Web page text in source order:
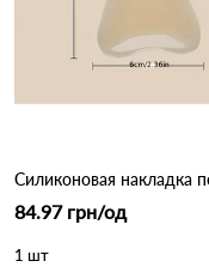
84.97 грн/од
1 шт